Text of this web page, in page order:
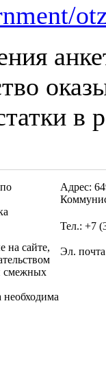
в
на сайте,
смежных
необходима
Адрес:
Тел.: +7
Эл.